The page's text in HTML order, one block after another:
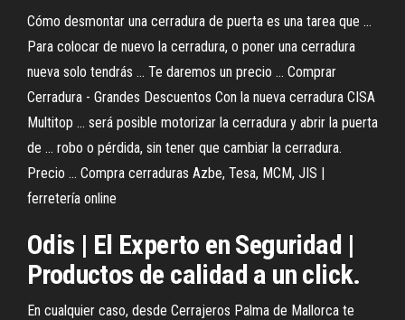
Cómo desmontar una cerradura de puerta es una tarea que ...
Para colocar de nuevo la cerradura, o poner una cerradura
nueva solo tendrás ... Te daremos un precio ... Comprar
Cerradura - Grandes Descuentos Con la nueva cerradura CISA
Multitop ... será posible motorizar la cerradura y abrir la puerta
de ... robo o pérdida, sin tener que cambiar la cerradura.
Precio ... Compra cerraduras Azbe, Tesa, MCM, JIS |
ferretería online
Odis | El Experto en Seguridad |
Productos de calidad a un click.
En cualquier caso, desde Cerrajeros Palma de Mallorca te